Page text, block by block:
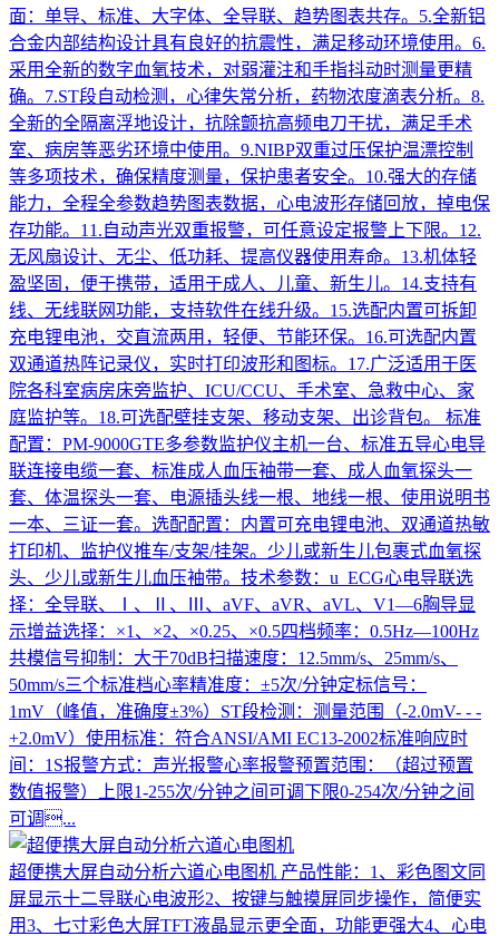
面：单导、标准、大字体、全导联、趋势图表共存。5.全新铝
合金内部结构设计具有良好的抗震性，满足移动环境使用。6.
采用全新的数字血氧技术，对弱灌注和手指抖动时测量更精
确。7.ST段自动检测，心律失常分析，药物浓度滴表分析。8.
全新的全隔离浮地设计，抗除颤抗高频电刀干扰，满足手术
室、病房等恶劣环境中使用。9.NIBP双重过压保护温漂控制
等多项技术，确保精度测量，保护患者安全。10.强大的存储
能力，全程全参数趋势图表数据，心电波形存储回放，掉电保
存功能。11.自动声光双重报警，可任意设定报警上下限。12.
无风扇设计、无尘、低功耗、提高仪器使用寿命。13.机体轻
盈坚固，便于携带，适用于成人、儿童、新生儿。14.支持有
线、无线联网功能，支持软件在线升级。15.选配内置可拆卸
充电锂电池，交直流两用，轻便、节能环保。16.可选配内置
双通道热阵记录仪，实时打印波形和图标。17.广泛适用于医
院各科室病房床旁监护、ICU/CCU、手术室、急救中心、家
庭监护等。18.可选配壁挂支架、移动支架、出诊背包。 标准
配置：PM-9000GTE多参数监护仪主机一台、标准五导心电导
联连接电缆一套、标准成人血压袖带一套、成人血氧探头一
套、体温探头一套、电源插头线一根、地线一根、使用说明书
一本、三证一套。选配配置：内置可充电锂电池、双通道热敏
打印机、监护仪推车/支架/挂架。少儿或新生儿包裹式血氧探
头、少儿或新生儿血压袖带。技术参数：u ECG心电导联选
择：全导联、Ⅰ、Ⅱ、Ⅲ、aVF、aVR、aVL、V1—6胸导显
示增益选择：×1、×2、×0.25、×0.5四档频率：0.5Hz—100Hz
共模信号抑制：大于70dB扫描速度：12.5mm/s、25mm/s、
50mm/s三个标准档心率精准度：±5次/分钟定标信号：
1mV（峰值，准确度±3%）ST段检测：测量范围（-2.0mV- - -
+2.0mV）使用标准：符合ANSI/AMI EC13-2002标准响应时
间：1S报警方式：声光报警心率报警预置范围：（超过预置
数值报警）上限1-255次/分钟之间可调下限0-254次/分钟之间
可调...
超便携大屏自动分析六道心电图机 产品性能：1、彩色图文同
屏显示十二导联心电波形2、按键与触摸屏同步操作，简便实
用3、七寸彩色大屏TFT液晶显示更全面，功能更强大4、心电